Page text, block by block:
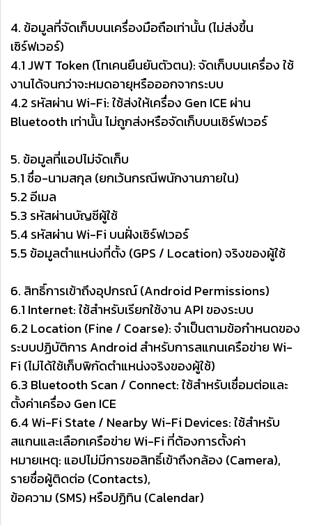
4. ข้อมูลที่จัดเก็บบนเครื่องมือถือเท่านั้น (ไม่ส่งขึ้น
เซิร์ฟเวอร์)
4.1 JWT Token (โทเคนยืนยันตัวตน): จัดเก็บบนเครื่อง ใช้
งานได้จนกว่าจะหมดอายุหรือออกจากระบบ
4.2 รหัสผ่าน Wi-Fi: ใช้ส่งให้เครื่อง Gen ICE ผ่าน
Bluetooth เท่านั้น ไม่ถูกส่งหรือจัดเก็บบนเซิร์ฟเวอร์
5. ข้อมูลที่แอปไม่จัดเก็บ
5.1 ชื่อ-นามสกุล (ยกเว้นกรณีพนักงานภายใน)
5.2 อีเมล
5.3 รหัสผ่านบัญชีผู้ใช้
5.4 รหัสผ่าน Wi-Fi บนฝั่งเซิร์ฟเวอร์
5.5 ข้อมูลตำแหน่งที่ตั้ง (GPS / Location) จริงของผู้ใช้
6. สิทธิ์การเข้าถึงอุปกรณ์ (Android Permissions)
6.1 Internet: ใช้สำหรับเรียกใช้งาน API ของระบบ
6.2 Location (Fine / Coarse): จำเป็นตามข้อกำหนดของ
ระบบปฏิบัติการ Android สำหรับการสแกนเครือข่าย Wi-
Fi (ไม่ได้ใช้เก็บพิกัดตำแหน่งจริงของผู้ใช้)
6.3 Bluetooth Scan / Connect: ใช้สำหรับเชื่อมต่อและ
ตั้งค่าเครื่อง Gen ICE
6.4 Wi-Fi State / Nearby Wi-Fi Devices: ใช้สำหรับ
สแกนและเลือกเครือข่าย Wi-Fi ที่ต้องการตั้งค่า
หมายเหตุ: แอปไม่มีการขอสิทธิ์เข้าถึงกล้อง (Camera),
รายชื่อผู้ติดต่อ (Contacts),
ข้อความ (SMS) หรือปฏิทิน (Calendar)